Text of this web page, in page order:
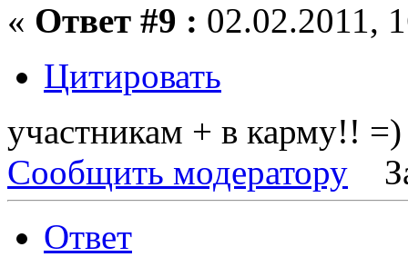
« Ответ #9 : 02.02.2011,
Цитировать
участникам + в карму!! =)
Сообщить модератору
Ответ